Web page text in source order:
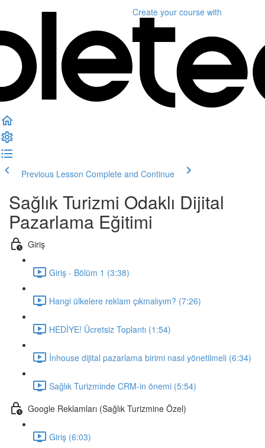
Create your course with
Previous Lesson Complete and Continue
Sağlık Turizmi Odaklı Dijital
Pazarlama Eğitimi
Giriş
Giriş - Bölüm 1 (3:38)
Hangi ülkelere reklam çıkmalıyım? (7:26)
HEDİYE! Ücretsiz Toplantı (1:54)
İnhouse dijital pazarlama birimi nasıl yönetilmeli (6:34)
Sağlık Turizminde CRM-in önemi (5:54)
Google Reklamları (Sağlık Turizmine Özel)
Giriş (6:03)